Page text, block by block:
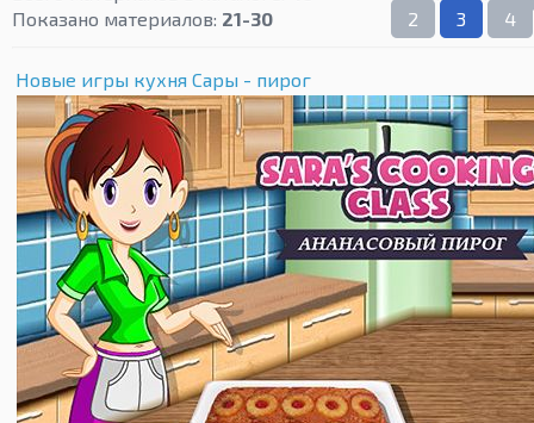
Показано материалов: 21-30
2
3 4
Новые игры кухня Сары - пирог